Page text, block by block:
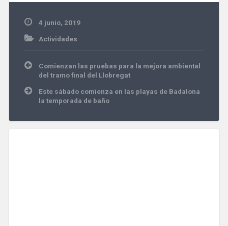
4 junio, 2019
Actividades
Navegación
de
entradas
Comienzan las pruebas para la mejora ambiental
del tramo final del Llobregat
Este sábado comienza en las playas de Badalona
la temporada de baño